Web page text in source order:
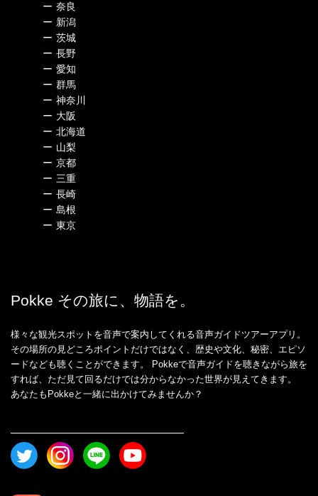
ー 奈良
ー 新潟
ー 茨城
ー 長野
ー 愛知
ー 群馬
ー 神奈川
ー 大阪
ー 北海道
ー 山梨
ー 京都
ー 三重
ー 長崎
ー 島根
ー 東京
Pokke その旅に、物語を。
様々な観光スポットを音声で案内してくれる音声ガイドツアーアプリ。
その場所の見どころポイントだけではなく、歴史や文化、秘密、エピソ
ードなども聴くことができます。 Pokkeで音声ガイドを聴きながら旅を
すれば、ただ見て回るだけでは分からなかった世界が見えてきます。
あなたもPokkeと一緒に出かけてみませんか？